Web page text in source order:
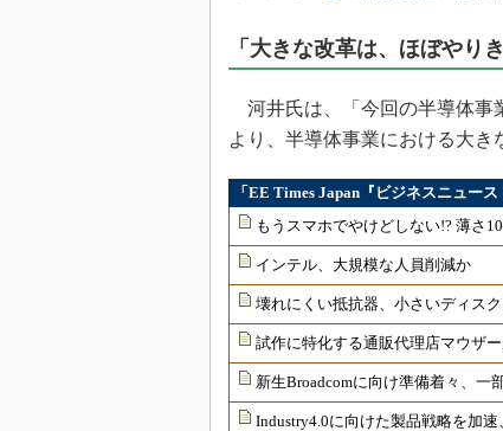
「大きな改革は、ほぼやり
河井氏は、「今回の半導体事
より、半導体事業における大き
「EE Times Japan『ビジネスニュー
もうスマホでやけどしない!? 薄さ
インテル、大規模な人員削減か
壊れにくい抵抗器、小さいディス
試作に特化する通販代理店マウザ
新生Broadcomに向け準備着々、一
Industry4.0に向けた製品戦略を加